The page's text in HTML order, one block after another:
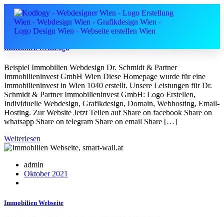
admin
Oktober 2021
Immobilien Webdesign
Beispiel Immobilien Webdesign Dr. Schmidt & Partner
Immobilieninvest GmbH Wien Diese Homepage wurde für eine
Immobilieninvest in Wien 1040 erstellt. Unsere Leistungen für Dr.
Schmidt & Partner Immobilieninvest GmbH: Logo Erstellen,
Individuelle Webdesign, Grafikdesign, Domain, Webhosting, Email-
Hosting. Zur Website Jetzt Teilen auf Share on facebook Share on
whatsapp Share on telegram Share on email Share […]
Weiterlesen
admin
Oktober 2021
Immobilien Webseite